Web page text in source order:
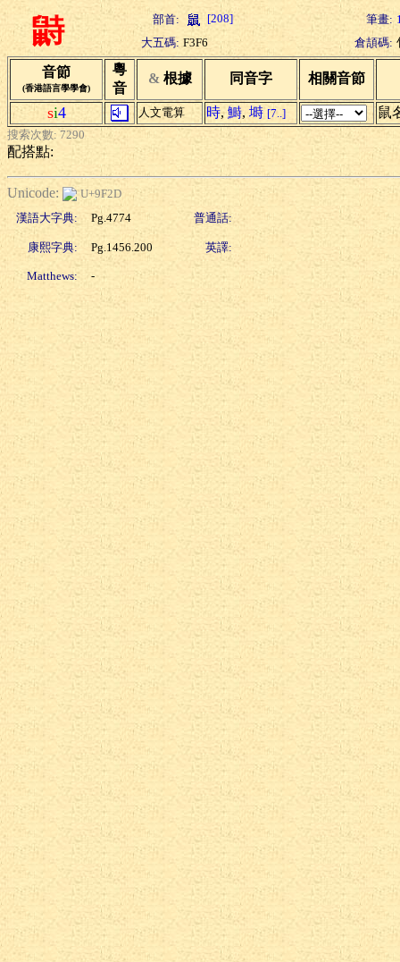
鼭 部首: [208] 筆畫:
大五碼: F3F6 倉頡碼:
音節
(香港語言學學會)
粵
音
& 根據 同音字 相關音節
si4 人文電算 時, 鰣, 塒 [7..] 鼠
搜索次數: 7290
配搭點:
Unicode:
U+9F2D
漢語大字典:
Pg.4774 普通話:
康熙字典: Pg.1456.200 英譯:
Matthews: -